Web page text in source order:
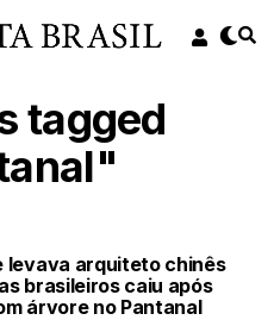
tagged
levava arquiteto chinês
brasileiros caiu após
árvore no Pantanal